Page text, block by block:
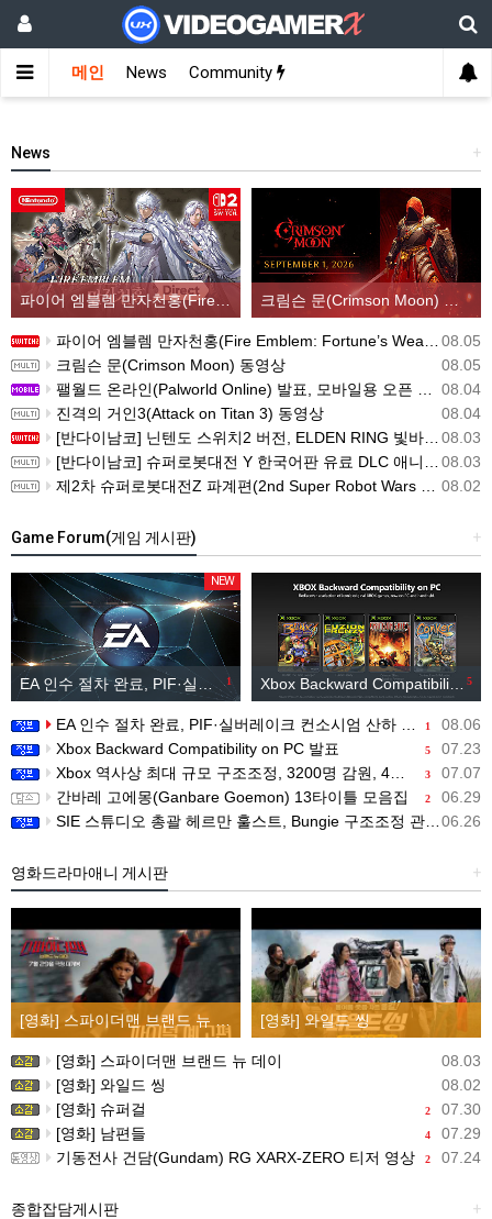
메인 News Community
+
News
크림슨 문(Crimson Moon) 동영상
08.05
파이어 엠블렘 만자천홍(Fire Emblem: Fortune’s Weave) 스크린샷과 동영상(한국어 자막)
08.05
크림슨 문(Crimson Moon) 동영상
08.04
팰월드 온라인(Palworld Online) 발표, 모바일용 오픈 월드 멀티플레이 생존 크래프트
08.04
진격의 거인3(Attack on Titan 3) 동영상
08.03
[반다이남코] 닌텐도 스위치2 버전, ELDEN RING 빛바랜 자 에디션 패키지 예약 판매, 8월 5일 시작
08.03
[반다이남코] 슈퍼로봇대전 Y 한국어판 유료 DLC 애니버서리 확장팩, 8월 5일 판매 시작
08.02
제2차 슈퍼로봇대전Z 파계편(2nd Super Robot Wars Z: Break the World Chapter) Remastered 제작 결정
+
Game Forum(게임 게시판)
NEW
1
EA 인수 절차 완료, PIF·실버레이크 컨소시엄 산하 편입 5
Xbox Backward Compatibility on PC 발표
1 08.06
EA 인수 절차 완료, PIF·실버레이크 컨소시엄 산하 편입
5 07.23
Xbox Backward Compatibility on PC 발표
3 07.07
Xbox 역사상 최대 규모 구조조정, 3200명 감원, 4개 스튜디오 분리
2 06.29
간바레 고에몽(Ganbare Goemon) 13타이틀 모음집
06.26
SIE 스튜디오 총괄 헤르만 훌스트, Bungie 구조조정 관련 직원 메시지 공개
+
영화드라마애니 게시판
[영화] 와일드 씽
08.03
[영화] 스파이더맨 브랜드 뉴 데이
08.02
[영화] 와일드 씽
2 07.30
[영화] 슈퍼걸
4 07.29
[영화] 남편들
2 07.24
기동전사 건담(Gundam) RG XARX-ZERO 티저 영상
+
종합잡담게시판